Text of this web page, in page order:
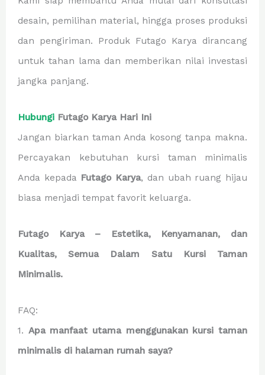
desain, pemilihan material, hingga proses produksi
dan pengiriman. Produk Futago Karya dirancang
untuk tahan lama dan memberikan nilai investasi
jangka panjang.
Hubungi Futago Karya Hari Ini
Jangan biarkan taman Anda kosong tanpa makna.
Percayakan kebutuhan kursi taman minimalis
Anda kepada Futago Karya, dan ubah ruang hijau
biasa menjadi tempat favorit keluarga.
Futago Karya – Estetika, Kenyamanan, dan
Kualitas, Semua Dalam Satu Kursi Taman
Minimalis.
FAQ:
1. Apa manfaat utama menggunakan kursi taman
minimalis di halaman rumah saya?